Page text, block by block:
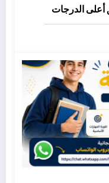
أعلى الدرجات